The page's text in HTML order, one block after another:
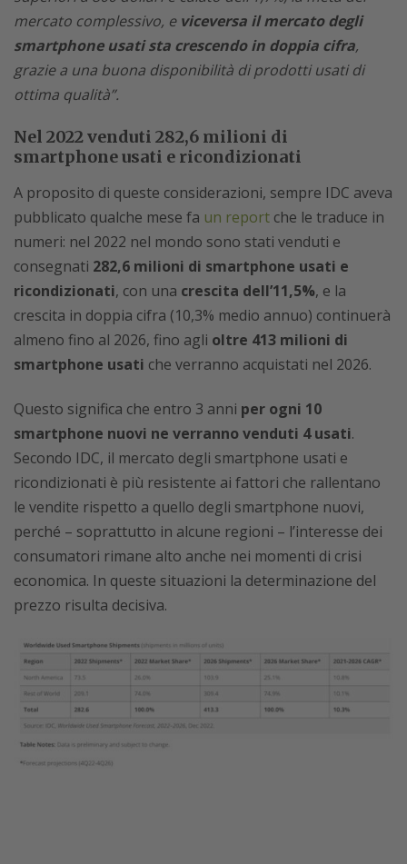
mercato complessivo, e viceversa il mercato degli
smartphone usati sta crescendo in doppia cifra,
grazie a una buona disponibilità di prodotti usati di
ottima qualità”.
Nel 2022 venduti 282,6 milioni di
smartphone usati e ricondizionati
A proposito di queste considerazioni, sempre IDC aveva
pubblicato qualche mese fa un report che le traduce in
numeri: nel 2022 nel mondo sono stati venduti e
consegnati 282,6 milioni di smartphone usati e
ricondizionati, con una crescita dell’11,5%, e la
crescita in doppia cifra (10,3% medio annuo) continuerà
almeno fino al 2026, fino agli oltre 413 milioni di
smartphone usati che verranno acquistati nel 2026.
Questo significa che entro 3 anni per ogni 10
smartphone nuovi ne verranno venduti 4 usati.
Secondo IDC, il mercato degli smartphone usati e
ricondizionati è più resistente ai fattori che rallentano
le vendite rispetto a quello degli smartphone nuovi,
perché – soprattutto in alcune regioni – l’interesse dei
consumatori rimane alto anche nei momenti di crisi
economica. In queste situazioni la determinazione del
prezzo risulta decisiva.